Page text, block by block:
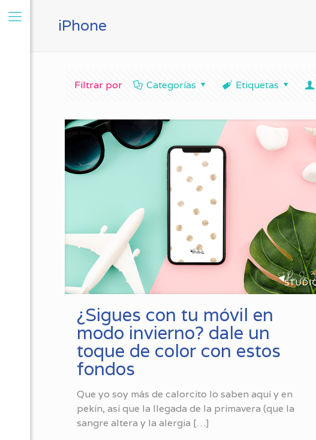
iPhone
Filtrar por Categorías Etiquetas
¿Sigues con tu móvil en
modo invierno? dale un
toque de color con estos
fondos
Que yo soy más de calorcito lo saben aquí y en
pekín, así que la llegada de la primavera (que la
sangre altera y la alergia […]